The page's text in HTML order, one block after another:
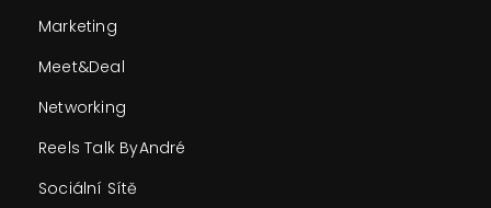
Marketing
Meet&Deal
Networking
Reels Talk ByAndré
Sociální Sítě